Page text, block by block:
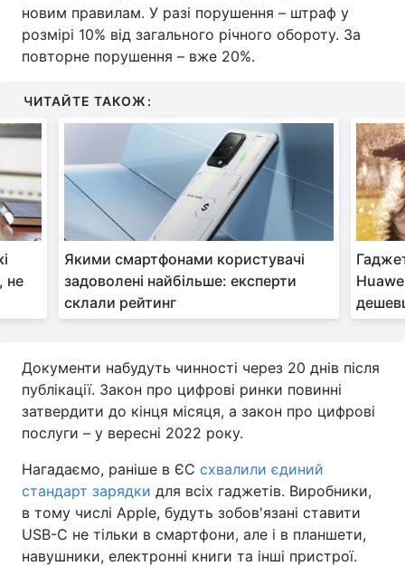
новим правилам. У разі порушення – штраф у
розмірі 10% від загального річного обороту. За
повторне порушення – вже 20%.
ЧИТАЙТЕ ТАКОЖ:
не
Якими смартфонами користувачі
задоволені найбільше: експерти
склали рейтинг
Документи набудуть чинності через 20 днів після
публікації. Закон про цифрові ринки повинні
затвердити до кінця місяця, а закон про цифрові
послуги – у вересні 2022 року.
Нагадаємо, раніше в ЄС схвалили єдиний
стандарт зарядки для всіх гаджетів. Виробники,
в тому числі Apple, будуть зобов'язані ставити
USB-C не тільки в смартфони, але і в планшети,
навушники, електронні книги та інші пристрої.